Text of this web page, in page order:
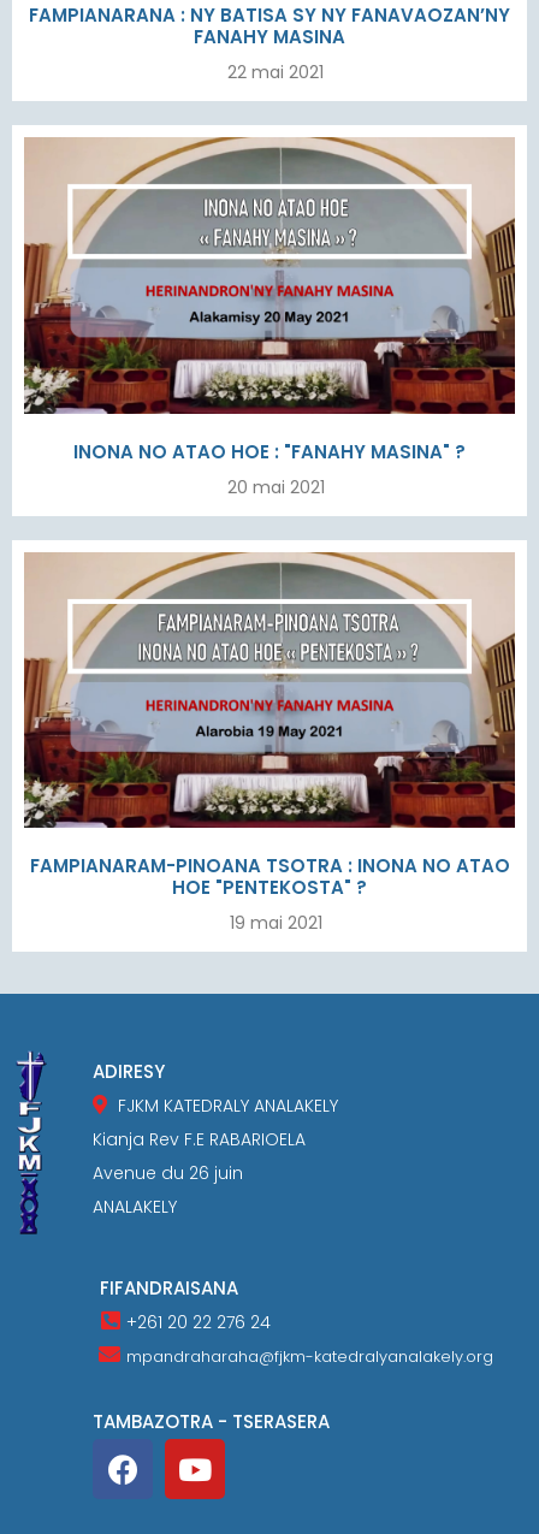
FAMPIANARANA : NY BATISA SY NY FANAVAOZAN’NY
FANAHY MASINA
22 mai 2021
INONA NO ATAO HOE : "FANAHY MASINA" ?
20 mai 2021
FAMPIANARAM-PINOANA TSOTRA : INONA NO ATAO
HOE "PENTEKOSTA" ?
19 mai 2021
ADIRESY
FJKM KATEDRALY ANALAKELY
Kianja Rev F.E RABARIOELA
Avenue du 26 juin
ANALAKELY
FIFANDRAISANA
+261 20 22 276 24
mpandraharaha@fjkm-katedralyanalakely.org
TAMBAZOTRA - TSERASERA